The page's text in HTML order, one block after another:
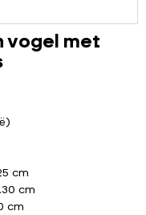
vogel met
cm
cm
cm